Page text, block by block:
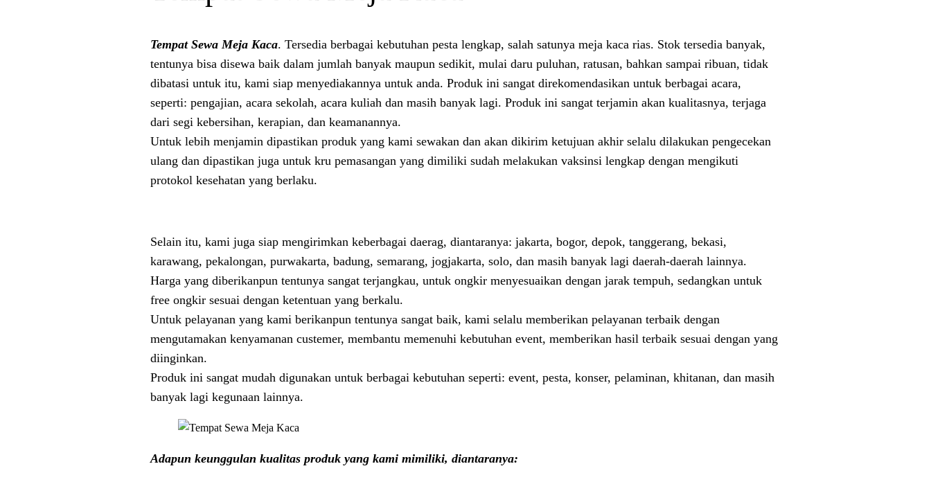
Tempat Sewa Meja Kaca. Tersedia berbagai kebutuhan pesta lengkap, salah satunya meja kaca rias. Stok tersedia banyak,
tentunya bisa disewa baik dalam jumlah banyak maupun sedikit, mulai daru puluhan, ratusan, bahkan sampai ribuan, tidak
dibatasi untuk itu, kami siap menyediakannya untuk anda. Produk ini sangat direkomendasikan untuk berbagai acara,
seperti: pengajian, acara sekolah, acara kuliah dan masih banyak lagi. Produk ini sangat terjamin akan kualitasnya, terjaga
dari segi kebersihan, kerapian, dan keamanannya.
Untuk lebih menjamin dipastikan produk yang kami sewakan dan akan dikirim ketujuan akhir selalu dilakukan pengecekan
ulang dan dipastikan juga untuk kru pemasangan yang dimiliki sudah melakukan vaksinsi lengkap dengan mengikuti
protokol kesehatan yang berlaku.
Selain itu, kami juga siap mengirimkan keberbagai daerag, diantaranya: jakarta, bogor, depok, tanggerang, bekasi,
karawang, pekalongan, purwakarta, badung, semarang, jogjakarta, solo, dan masih banyak lagi daerah-daerah lainnya.
Harga yang diberikanpun tentunya sangat terjangkau, untuk ongkir menyesuaikan dengan jarak tempuh, sedangkan untuk
free ongkir sesuai dengan ketentuan yang berkalu.
Untuk pelayanan yang kami berikanpun tentunya sangat baik, kami selalu memberikan pelayanan terbaik dengan
mengutamakan kenyamanan custemer, membantu memenuhi kebutuhan event, memberikan hasil terbaik sesuai dengan yang
diinginkan.
Produk ini sangat mudah digunakan untuk berbagai kebutuhan seperti: event, pesta, konser, pelaminan, khitanan, dan masih
banyak lagi kegunaan lainnya.
Adapun keunggulan kualitas produk yang kami mimiliki, diantaranya: